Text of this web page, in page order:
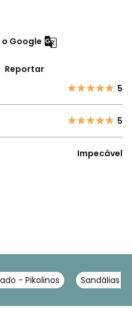
Google
Reportar
5
5
Impecável
- Pikolinos Sandálias -